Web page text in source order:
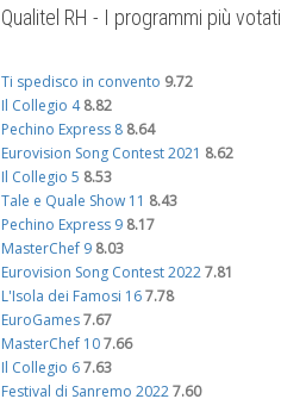
Qualitel RH - I programmi più votati
Ti spedisco in convento 9.72
Il Collegio 4 8.82
Pechino Express 8 8.64
Eurovision Song Contest 2021 8.62
Il Collegio 5 8.53
Tale e Quale Show 11 8.43
Pechino Express 9 8.17
MasterChef 9 8.03
Eurovision Song Contest 2022 7.81
L'Isola dei Famosi 16 7.78
EuroGames 7.67
MasterChef 10 7.66
Il Collegio 6 7.63
Festival di Sanremo 2022 7.60